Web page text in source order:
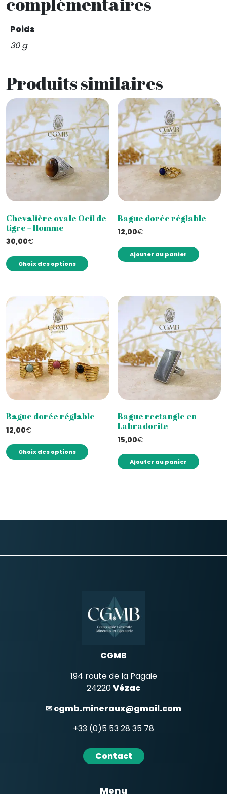
Poids
30 g
Produits similaires
Chevalière ovale Oeil de
tigre – Homme
30,00€
Choix des options
produit
variations.
Les
options
peuvent
être
choisies
sur
page
du
Bague dorée réglable
12,00€
Ajouter au panier
Bague dorée réglable
12,00€
Choix des options
produit
options
choisies
produit
Bague rectangle en
Labradorite
15,00€
Ajouter au panier
CGMB
194 route de la Pagaie
24220Vézac
✉ cgmb.mineraux@gmail.com
+33 (0)5 53 28 35 78
Contact
Menu